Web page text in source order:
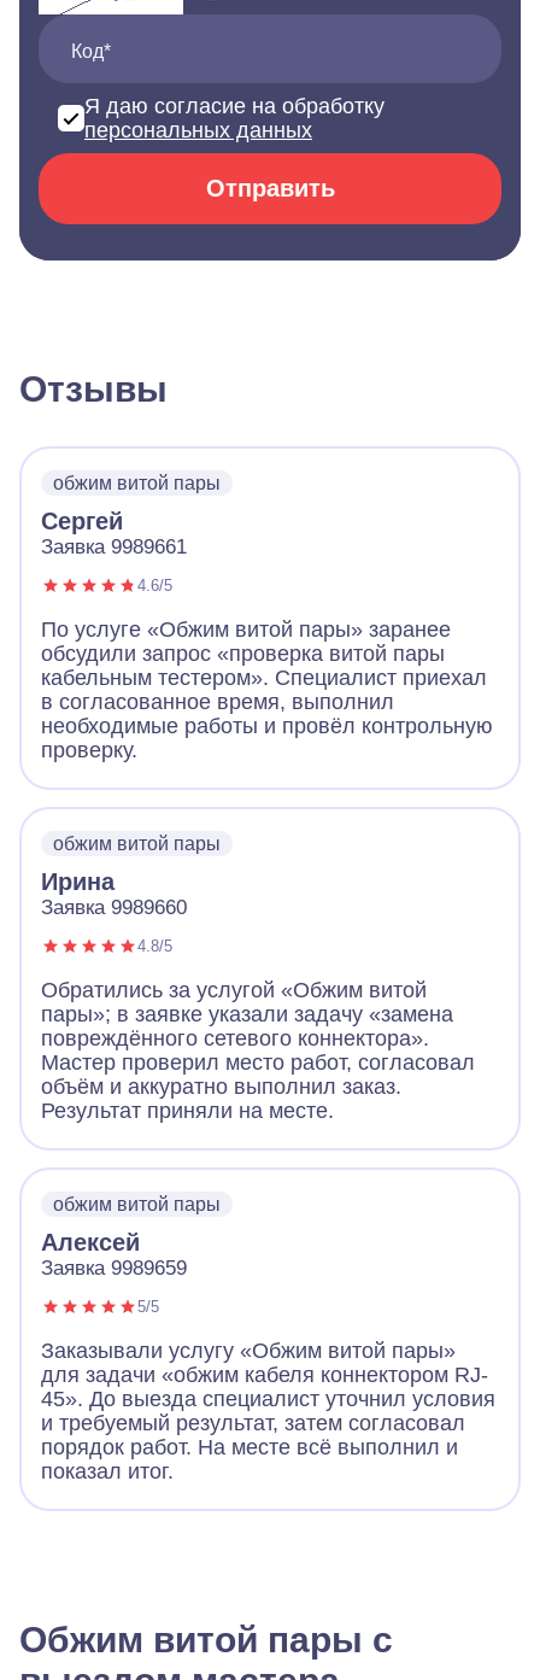
Код*
Я даю согласие на обработку
персональных данных
Отправить
Отзывы
обжим витой пары
Сергей
Заявка 9989661
4.6/5
По услуге «Обжим витой пары» заранее
обсудили запрос «проверка витой пары
кабельным тестером». Специалист приехал
в согласованное время, выполнил
необходимые работы и провёл контрольную
проверку.
обжим витой пары
Ирина
Заявка 9989660
4.8/5
Обратились за услугой «Обжим витой
пары»; в заявке указали задачу «замена
повреждённого сетевого коннектора».
Мастер проверил место работ, согласовал
объём и аккуратно выполнил заказ.
Результат приняли на месте.
обжим витой пары
Алексей
Заявка 9989659
5/5
Заказывали услугу «Обжим витой пары»
для задачи «обжим кабеля коннектором RJ-
45». До выезда специалист уточнил условия
и требуемый результат, затем согласовал
порядок работ. На месте всё выполнил и
показал итог.
Обжим витой пары с